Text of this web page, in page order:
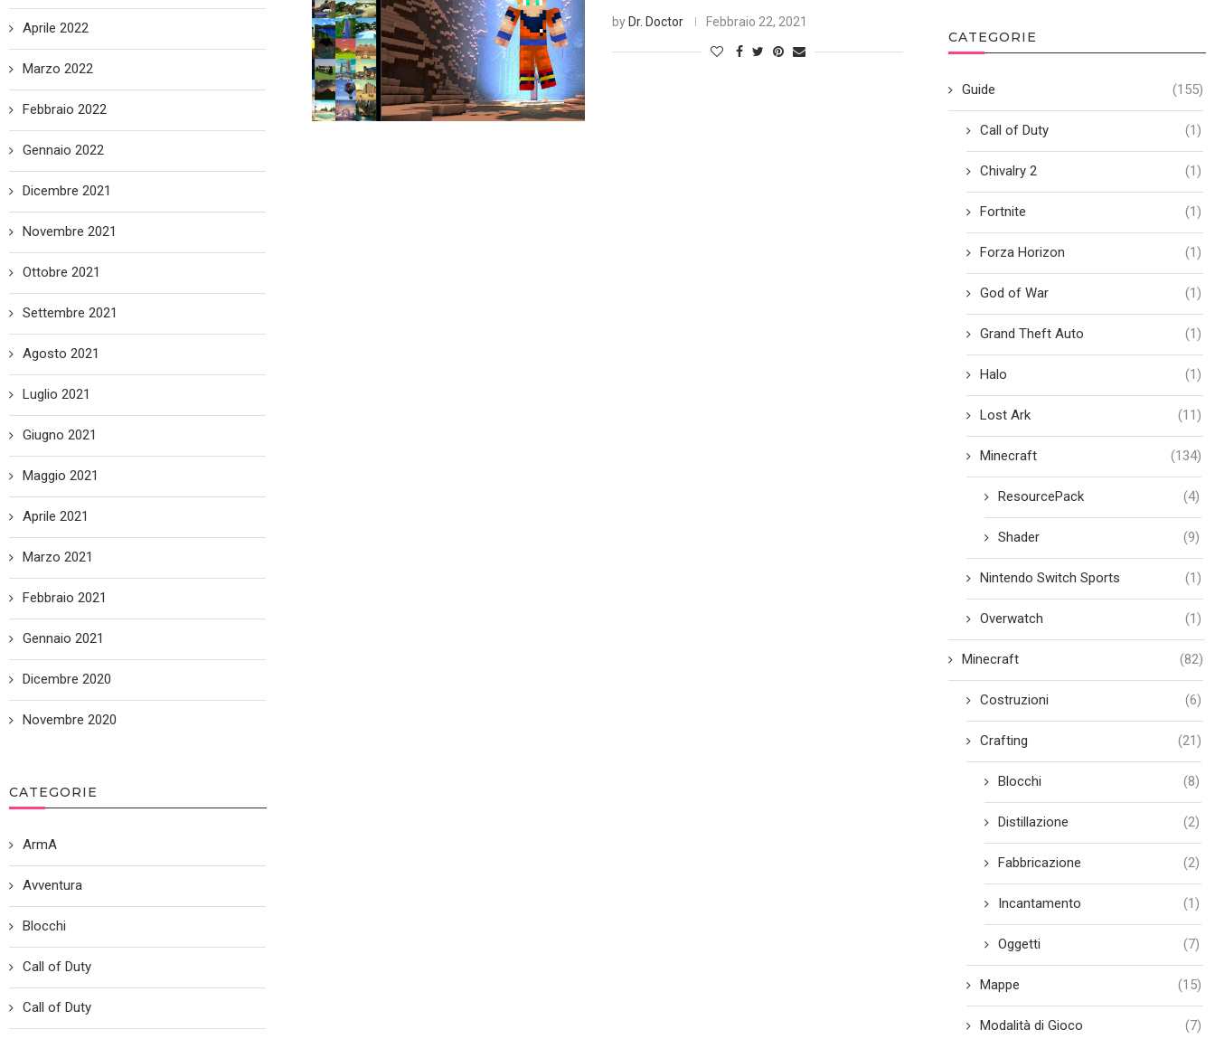
by Dr. Doctor Febbraio 22, 2021
CATEGORIE
Guide (155)
Call of Duty (1)
Chivalry 2 (1)
Fortnite (1)
Forza Horizon (1)
God of War (1)
Grand Theft Auto (1)
Halo (1)
Lost Ark (11)
Minecraft (134)
ResourcePack (4)
Shader (9)
Nintendo Switch Sports (1)
Overwatch (1)
Minecraft (82)
Costruzioni (6)
Crafting (21)
Blocchi (8)
Distillazione (2)
Fabbricazione (2)
Incantamento (1)
Oggetti (7)
Mappe (15)
Modalità di Gioco (7)
Aprile 2022
Marzo 2022
Febbraio 2022
Gennaio 2022
Dicembre 2021
Novembre 2021
Ottobre 2021
Settembre 2021
Agosto 2021
Luglio 2021
Giugno 2021
Maggio 2021
Aprile 2021
Marzo 2021
Febbraio 2021
Gennaio 2021
Dicembre 2020
Novembre 2020
CATEGORIE
ArmA
Avventura
Blocchi
Call of Duty
Call of Duty